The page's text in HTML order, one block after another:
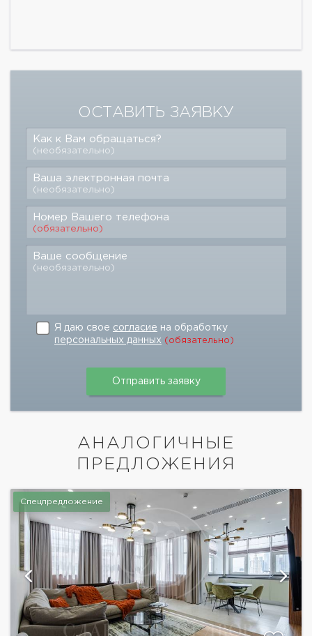
ОСТАВИТЬ ЗАЯВКУ
Как к Вам обращаться?
(необязательно)
Ваша электронная почта
(необязательно)
Номер Вашего телефона
(обязательно)
Ваше сообщение
(необязательно)
Я даю свое согласие на обработку
персональных данных (обязательно)
АНАЛОГИЧНЫЕ
ПРЕДЛОЖЕНИЯ
Спецпредложение